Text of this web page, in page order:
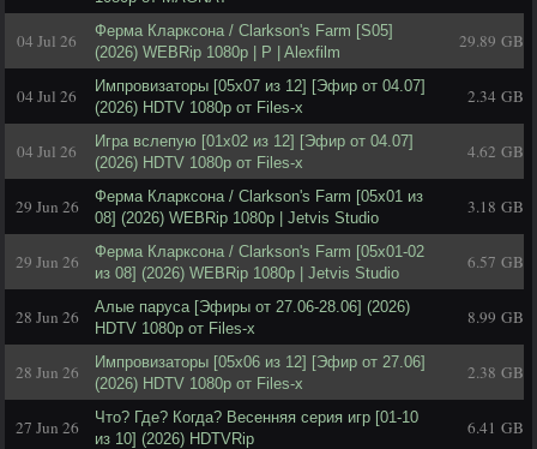
04 Jul 26
Ферма Кларксона / Clarkson's Farm [S05]
(2026) WEBRip 1080p | P | Alexfilm
29.89 GB
04 Jul 26
Импровизаторы [05x07 из 12] [Эфир от 04.07]
(2026) HDTV 1080р от Files-x
2.34 GB
04 Jul 26
Игра вслепую [01x02 из 12] [Эфир от 04.07]
(2026) HDTV 1080р от Files-x
4.62 GB
29 Jun 26
Ферма Кларксона / Clarkson's Farm [05х01 из
08] (2026) WEBRip 1080p | Jetvis Studio
3.18 GB
29 Jun 26
Ферма Кларксона / Clarkson's Farm [05х01-02
из 08] (2026) WEBRip 1080p | Jetvis Studio
6.57 GB
28 Jun 26
Алые паруса [Эфиры от 27.06-28.06] (2026)
HDTV 1080p от Files-x
8.99 GB
28 Jun 26
Импровизаторы [05x06 из 12] [Эфир от 27.06]
(2026) HDTV 1080р от Files-x
2.38 GB
27 Jun 26
Что? Где? Когда? Весенняя серия игр [01-10
из 10] (2026) HDTVRip
6.41 GB